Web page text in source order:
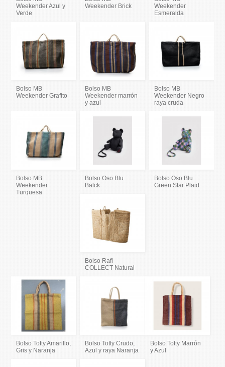
Weekender Azul y
Verde
Weekender Brick
Weekender
Esmeralda
Bolso MB
Weekender Grafito
Bolso MB
Weekender marrón
y azul
Bolso MB
Weekender Negro
raya cruda
Bolso MB
Weekender
Turquesa
Bolso Oso Blu
Balck
Bolso Oso Blu
Green Star Plaid
Bolso Rafi
COLLECT Natural
Bolso Totty Amarillo,
Gris y Naranja
Bolso Totty Crudo,
Azul y raya Naranja
Bolso Totty Marrón
y Azul